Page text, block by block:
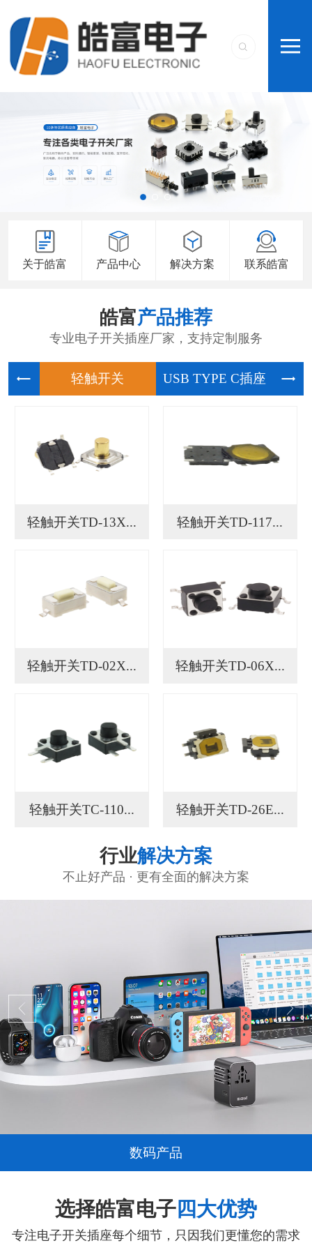
关于皓富 产品中心 解决方案 联系皓富
皓富产品推荐
专业电子开关插座厂家，支持定制服务
轻触开关 USB
轻触开关TD-13X... 轻触开关TD-117...
轻触开关TD-02X... 轻触开关TD-06X...
轻触开关TC-110... 轻触开关TD-26E...
行业解决方案
不止好产品 · 更有全面的解决方案
数码产品
选择皓富电子四大优势
专注电子开关插座每个细节，只因我们更懂您的需求